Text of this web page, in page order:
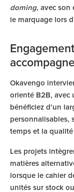
doming, avec son
le marquage lors
Okavengo
orienté B2B, avec
bénéficiez d’un
personnalisables,
temps et la
Les projets
matières
lorsque le cahier
unités sur stock